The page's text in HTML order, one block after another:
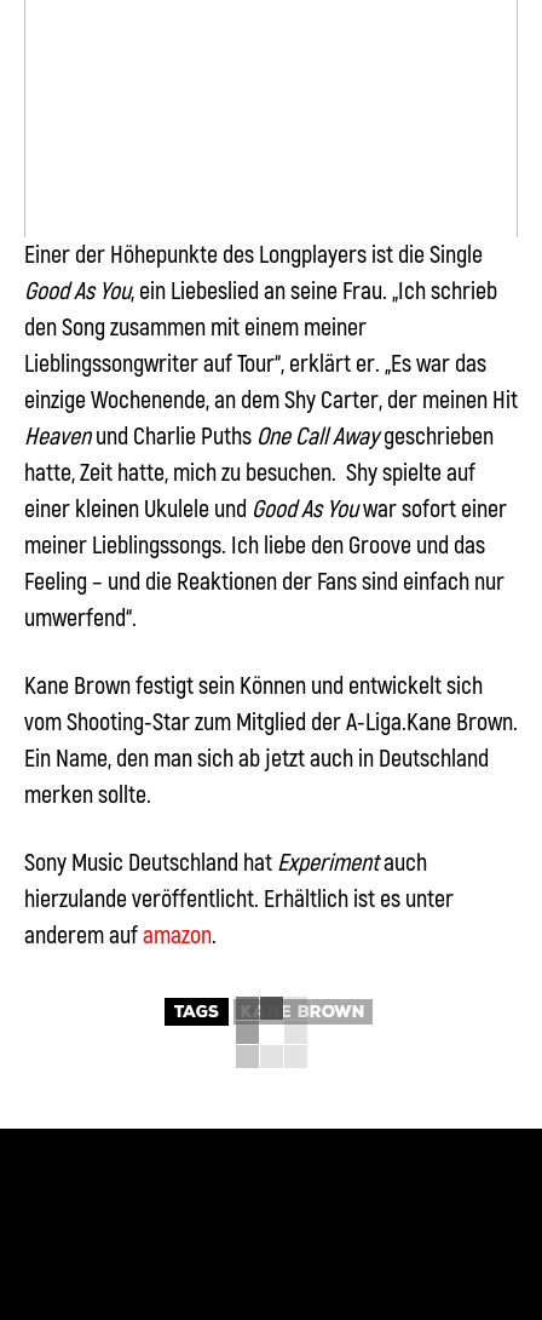
Einer der Höhepunkte des Longplayers ist die Single
Good As You, ein Liebeslied an seine Frau. „Ich schrieb
den Song zusammen mit einem meiner
Lieblingssongwriter auf Tour“, erklärt er. „Es war das
einzige Wochenende, an demShy Carter, der meinen Hit
Heavenund Charlie Puths One Call Awaygeschrieben
hatte, Zeit hatte, mich zu besuchen. Shy spielte auf
einer kleinen Ukulele und Good As Youwar sofort einer
meiner Lieblingssongs. Ich liebe den Groove und das
Feeling – und die Reaktionen der Fans sind einfach nur
umwerfend“.
Kane Brownfestigt sein Können und entwickelt sich
vom Shooting-Star zum Mitglied der A-Liga.Kane Brown.
Ein Name, den man sich ab jetzt auch in Deutschland
merken sollte.
Sony Music Deutschland hat Experimentauch
hierzulande veröffentlicht. Erhältlich ist es unter
anderem aufamazon.
TAGS KANE BROWN